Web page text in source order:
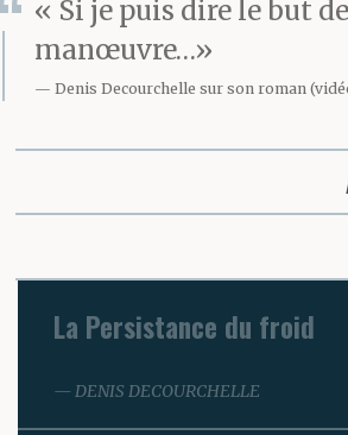
« Si je puis dire le but
manœuvre…»
Denis Decourchelle sur son roman
La Persistance du froid
DENIS DECOURCHELLE